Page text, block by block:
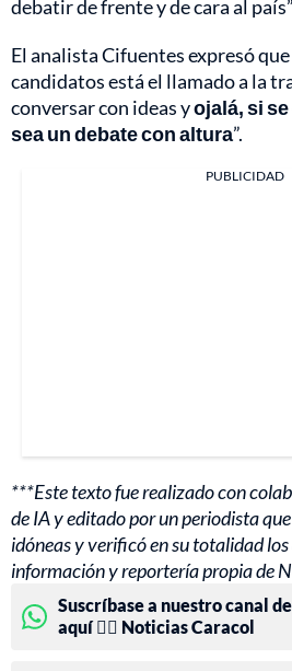
debatir de frente y de cara al
El analista Cifuentes expresó que
candidatos está el llamado a la
conversar con ideas yojalá, si
sea un debate con altura”.
PUBLICIDAD
***Este texto fue realizado con
de IA y editado por un periodista
idóneas y verificó en su totalidad
información y reportería propia de
Suscríbase a nuestro canal
aquí 👉🏻 Noticias Caracol